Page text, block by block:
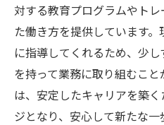
安定した職業選び
地域密着の市原市で安
地域社会に根ざし
市原市ならではの
地域経済を支える
対する教育プログラムやト
た働き方を提供しています
に指導してくれるため、少
を持って業務に取り組むこ
は、安定したキャリアを築
ジとなり、安心して新たな一